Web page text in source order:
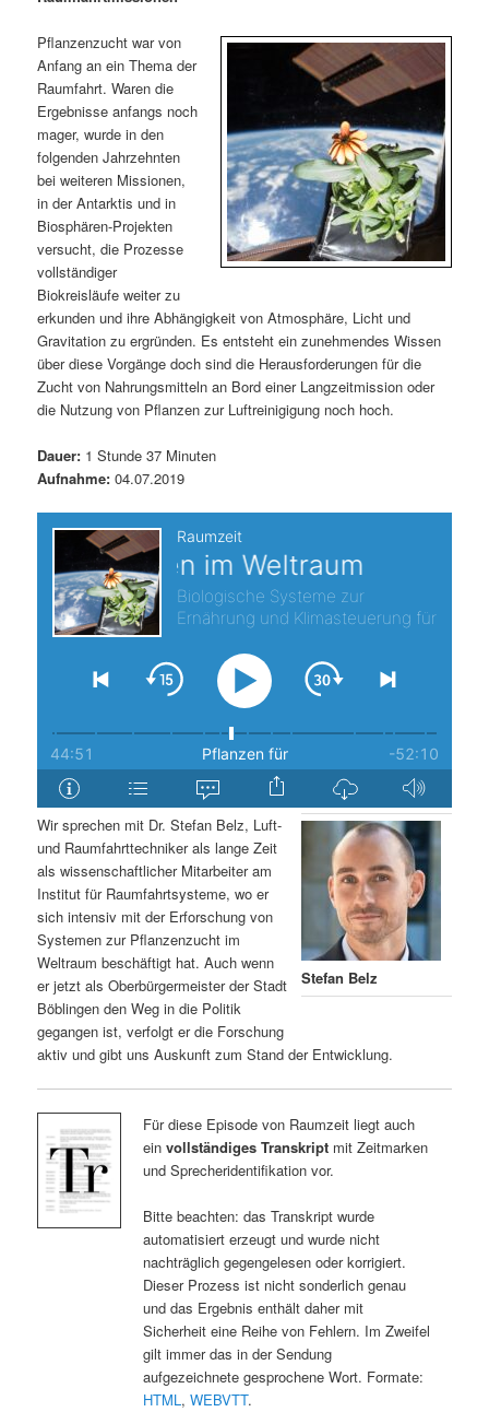
ä
r
e
n
I
n
h
a
t
s
r
g
e
n
n
d
ä
r
e
n
I
n
a
l
s
i
n
g
e
n
n
v
i
g
a
t
i
o
n
Pflanzenzucht war von
Anfang an ein Thema der
Raumfahrt. Waren die
Ergebnisse anfangs noch
mager, wurde in den
folgenden Jahrzehnten
bei weiteren Missionen,
in der Antarktis und in
Biosphären-Projekten
versucht, die Prozesse
vollständiger
Biokreisläufe weiter zu
erkunden und ihre Abhängigkeit von Atmosphäre, Licht und
Gravitation zu ergründen. Es entsteht ein zunehmendes Wissen
über diese Vorgänge doch sind die Herausforderungen für die
Zucht von Nahrungsmitteln an Bord einer Langzeitmission oder
die Nutzung von Pflanzen zur Luftreinigigung noch hoch.
Dauer: 1 Stunde 37 Minuten
Aufnahme: 04.07.2019
Stefan Belz
Wir sprechen mit Dr. Stefan Belz, Luft-
und Raumfahrttechniker als lange Zeit
als wissenschaftlicher Mitarbeiter am
Institut für Raumfahrtsysteme, wo er
sich intensiv mit der Erforschung von
Systemen zur Pflanzenzucht im
Weltraum beschäftigt hat. Auch wenn
er jetzt als Oberbürgermeister der Stadt
Böblingen den Weg in die Politik
gegangen ist, verfolgt er die Forschung
aktiv und gibt uns Auskunft zum Stand der Entwicklung.
Für diese Episode von Raumzeit liegt auch
ein vollständiges Transkriptmit Zeitmarken
und Sprecheridentifikation vor.
Bitte beachten: das Transkript wurde
automatisiert erzeugt und wurde nicht
nachträglich gegengelesen oder korrigiert.
Dieser Prozess ist nicht sonderlich genau
und das Ergebnis enthält daher mit
Sicherheit eine Reihe von Fehlern. Im Zweifel
gilt immer das in der Sendung
aufgezeichnete gesprochene Wort. Formate:
HTML, WEBVTT.